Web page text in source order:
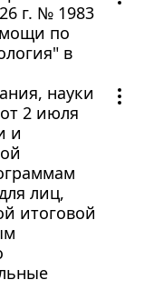
г. № 1983
по
в
науки
2 июля
и
лиц,
итоговой